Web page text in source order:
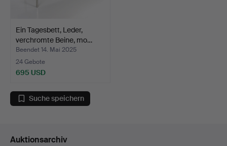
Ein Tagesbett, Leder,
verchromte Beine, mo…
Beendet 14. Mai 2025
24 Gebote
695 USD
Suche speichern
Auktionsarchiv